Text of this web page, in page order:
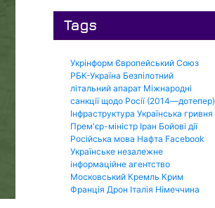
Tags
Укрінформ Європейський Союз
РБК-Україна Безпілотний
літальний апарат Міжнародні
санкції щодо Росії (2014—дотепер)
Інфраструктура Українська гривня
Прем'єр-міністр Іран Бойові дії
Російська мова Нафта Facebook
Українське незалежне
інформаційне агентство
Московський Кремль Крим
Франція Дрон Італія Німеччина